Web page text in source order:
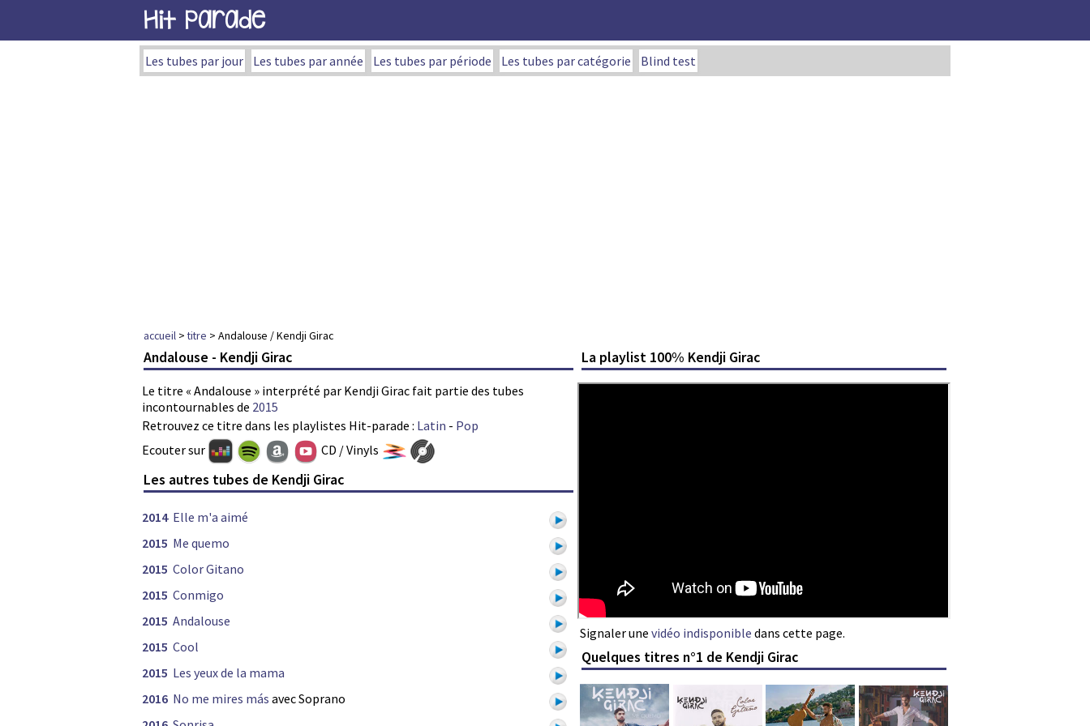
Hit Parade
Les tubes par jour Les tubes par année Les tubes par période Les tubes par catégorie Blind test
accueil >titre > Andalouse / Kendji Girac
Andalouse - Kendji Girac
Le titre « Andalouse » interprété par Kendji Girac fait partie des tubes
incontournables de 2015
Retrouvez ce titre dans les playlistes Hit-parade : Latin - Pop
La playlist 100% Kendji Girac
Signaler une vidéo indisponible dans cette page.
Ecouter sur CD / Vinyls
Les autres tubes de Kendji Girac
2014 Elle m'a aimé
2015 Me quemo
2015 Color Gitano
2015 Conmigo
2015 Andalouse
2015 Cool
2015 Les yeux de la mama
2016 No me mires más avec Soprano
Quelques titres n°1 de Kendji Girac